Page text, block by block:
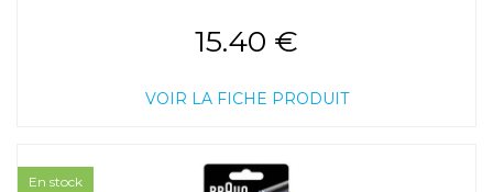
15.40 €
VOIR LA FICHE PRODUIT
En stock